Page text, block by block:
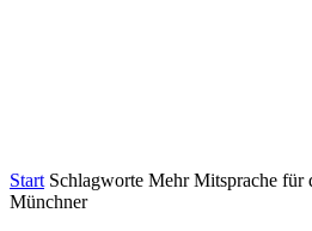
Start Schlagworte Mehr Mitsprache für
Münchner